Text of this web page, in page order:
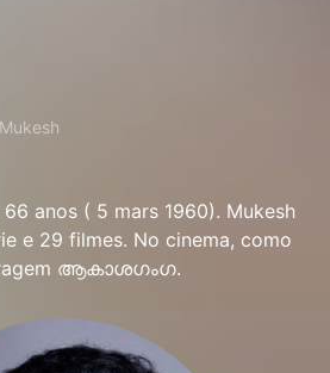
Mukesh
anos ( 5 mars 1960). Mukesh
e 29 filmes. No cinema, como
ആകാശഗംഗ.